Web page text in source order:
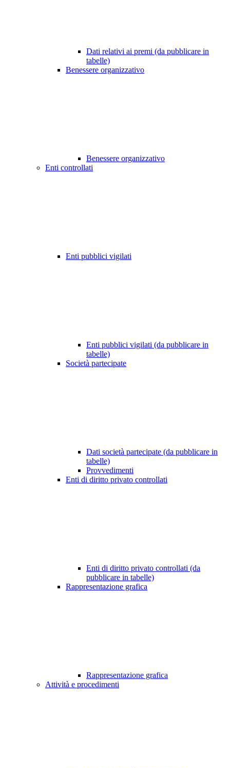
Dati relativi ai premi (da pubblicare in
tabelle)
Benessere organizzativo
Benessere organizzativo
Enti controllati
Enti pubblici vigilati
Enti pubblici vigilati (da pubblicare in
tabelle)
Società partecipate
Dati società partecipate (da pubblicare in
tabelle)
Provvedimenti
Enti di diritto privato controllati
Enti di diritto privato controllati (da
pubblicare in tabelle)
Rappresentazione grafica
Rappresentazione grafica
Attività e procedimenti